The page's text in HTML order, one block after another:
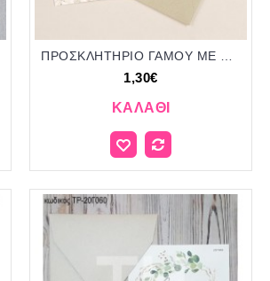
1,30€
ΚΑΛΆΘΙ